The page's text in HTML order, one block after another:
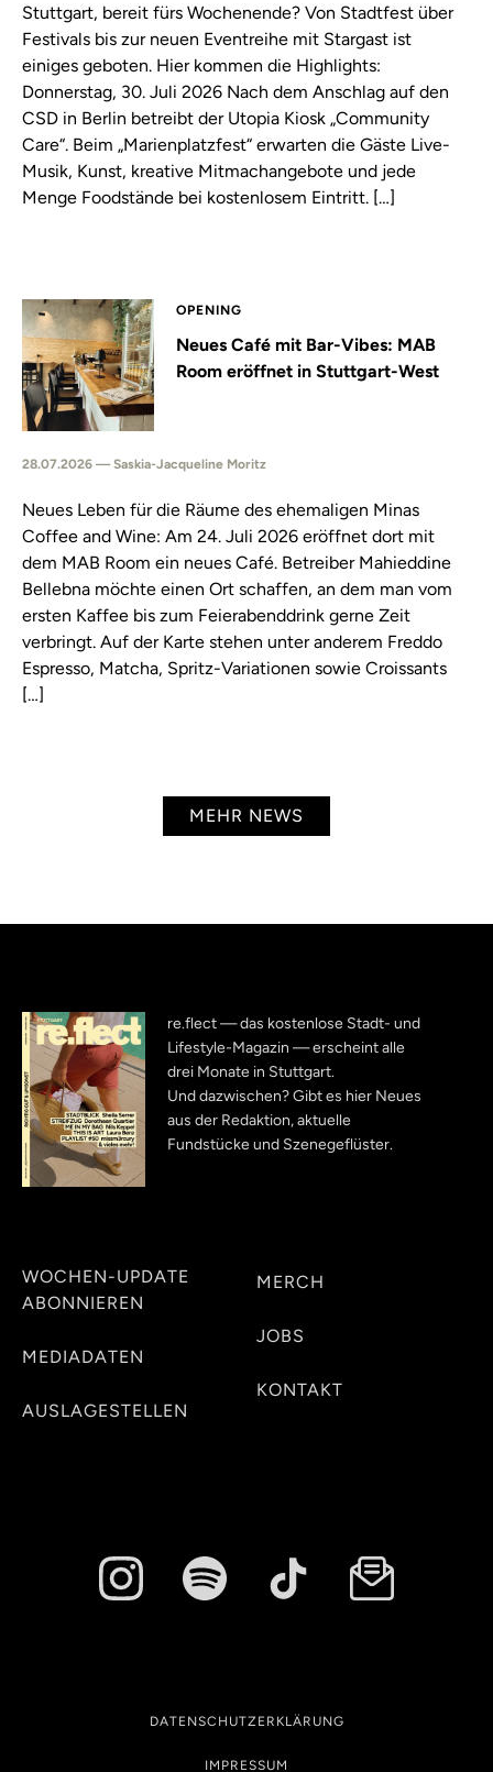
Stuttgart, bereit fürs Wochenende? Von Stadtfest über
Festivals bis zur neuen Eventreihe mit Stargast ist
einiges geboten. Hier kommen die Highlights:
Donnerstag, 30. Juli 2026 Nach dem Anschlag auf den
CSD in Berlin betreibt der Utopia Kiosk „Community
Care“. Beim „Marienplatzfest“ erwarten die Gäste Live-
Musik, Kunst, kreative Mitmachangebote und jede
Menge Foodstände bei kostenlosem Eintritt. […]
OPENING
Neues Café mit Bar-Vibes: MAB
Room eröffnet in Stuttgart-West
28.07.2026 — Saskia-Jacqueline Moritz
Neues Leben für die Räume des ehemaligen Minas
Coffee and Wine: Am 24. Juli 2026 eröffnet dort mit
dem MAB Room ein neues Café. Betreiber Mahieddine
Bellebna möchte einen Ort schaffen, an dem man vom
ersten Kaffee bis zum Feierabenddrink gerne Zeit
verbringt. Auf der Karte stehen unter anderem Freddo
Espresso, Matcha, Spritz-Variationen sowie Croissants
[…]
MEHR NEWS
re.flect — das kostenlose Stadt- und
Lifestyle-Magazin — erscheint alle
drei Monate in Stuttgart.
Und dazwischen? Gibt es hier Neues
aus der Redaktion, aktuelle
Fundstücke und Szenegeflüster.
WOCHEN-UPDATE
ABONNIEREN
MEDIADATEN
AUSLAGESTELLEN
MERCH
JOBS
KONTAKT
DATENSCHUTZERKLÄRUNG
IMPRESSUM